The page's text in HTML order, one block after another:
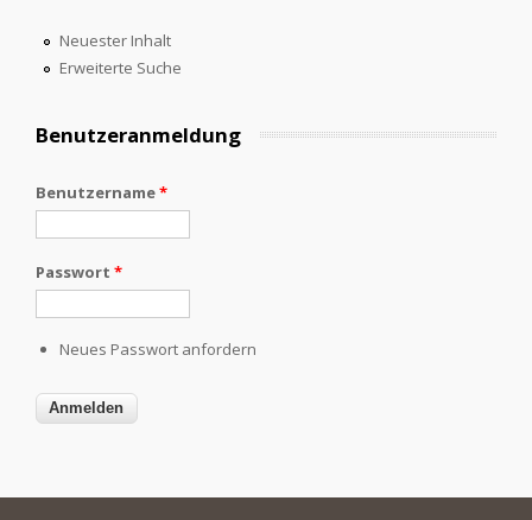
Neuester Inhalt
Erweiterte Suche
Benutzeranmeldung
Benutzername*
Passwort *
Neues Passwort anfordern